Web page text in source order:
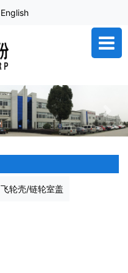
English
Next
飞轮壳/链轮室盖